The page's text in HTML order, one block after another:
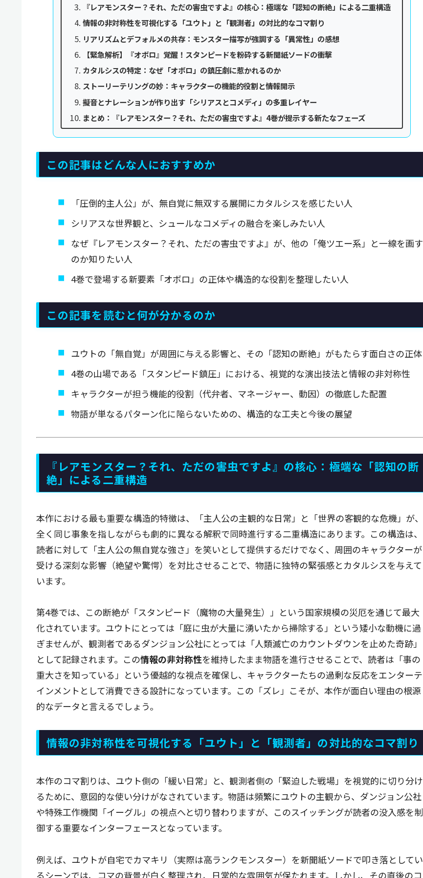
『レアモンスター？それ、ただの害虫ですよ』の核心：極端な「認知の断絶」による二重構造
情報の非対称性を可視化する「ユウト」と「観測者」の対比的なコマ割り
リアリズムとデフォルメの共存：モンスター描写が強調する「異常性」の感想
【緊急解析】『オボロ』覚醒！スタンピードを粉砕する新聞紙ソードの衝撃
カタルシスの特定：なぜ「オボロ」の鎮圧劇に惹かれるのか
ストーリーテリングの妙：キャラクターの機能的役割と情報開示
擬音とナレーションが作り出す「シリアスとコメディ」の多重レイヤー
まとめ：『レアモンスター？それ、ただの害虫ですよ』4巻が提示する新たなフェーズ
この記事はどんな人におすすめか
「圧倒的主人公」が、無自覚に無双する展開にカタルシスを感じたい人
シリアスな世界観と、シュールなコメディの融合を楽しみたい人
なぜ『レアモンスター？それ、ただの害虫ですよ』が、他の「俺ツエー系」と一線を画す
のか知りたい人
4巻で登場する新要素「オボロ」の正体や構造的な役割を整理したい人
この記事を読むと何が分かるのか
ユウトの「無自覚」が周囲に与える影響と、その「認知の断絶」がもたらす面白さの正体
4巻の山場である「スタンピード鎮圧」における、視覚的な演出技法と情報の非対称性
キャラクターが担う機能的役割（代弁者、マネージャー、動因）の徹底した配置
物語が単なるパターン化に陥らないための、構造的な工夫と今後の展望
『レアモンスター？それ、ただの害虫ですよ』の核心：極端な「認知の断
絶」による二重構造
本作における最も重要な構造的特徴は、「主人公の主観的な日常」と「世界の客観的な危機」が、
全く同じ事象を指しながらも劇的に異なる解釈で同時進行する二重構造にあります。この構造は、
読者に対して「主人公の無自覚な強さ」を笑いとして提供するだけでなく、周囲のキャラクターが
受ける深刻な影響（絶望や驚愕）を対比させることで、物語に独特の緊張感とカタルシスを与えて
います。
第4巻では、この断絶が「スタンピード（魔物の大量発生）」という国家規模の災厄を通じて最大
化されています。ユウトにとっては「庭に虫が大量に湧いたから掃除する」という矮小な動機に過
ぎませんが、観測者であるダンジョン公社にとっては「人類滅亡のカウントダウンを止めた奇跡」
として記録されます。この情報の非対称性を維持したまま物語を進行させることで、読者は「事の
重大さを知っている」という優越的な視点を確保し、キャラクターたちの過剰な反応をエンターテ
インメントとして消費できる設計になっています。この「ズレ」こそが、本作が面白い理由の根源
的なデータと言えるでしょう。
情報の非対称性を可視化する「ユウト」と「観測者」の対比的なコマ割り
本作のコマ割りは、ユウト側の「緩い日常」と、観測者側の「緊迫した戦場」を視覚的に切り分け
るために、意図的な使い分けがなされています。物語は頻繁にユウトの主観から、ダンジョン公社
や特殊工作機関「イーグル」の視点へと切り替わりますが、このスイッチングが読者の没入感を制
御する重要なインターフェースとなっています。
例えば、ユウトが自宅でカマキリ（実際は高ランクモンスター）を新聞紙ソードで叩き落としてい
るシーンでは、コマの背景が白く整理され、日常的な雰囲気が保たれます。しかし、その直後のコ